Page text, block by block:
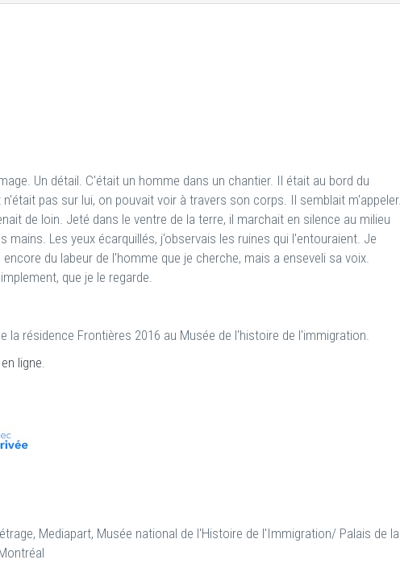
Un détail. C'était un homme dans un chantier. Il était au bord du
pas sur lui, on pouvait voir à travers son corps. Il semblait m'appeler.
de loin. Jeté dans le ventre de la terre, il marchait en silence au milieu
Les yeux écarquillés, j'observais les ruines qui l'entouraient. Je
du labeur de l'homme que je cherche, mais a enseveli sa voix.
que je le regarde.
la résidence Frontières 2016 au Musée de l'histoire de l'immigration.
ligne
Mediapart, Musée national de l'Histoire de l'Immigration/ Palais de la